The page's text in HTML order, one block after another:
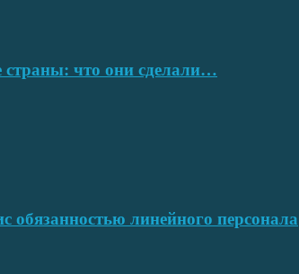
страны: что они сделали…
обязанностью линейного персонала